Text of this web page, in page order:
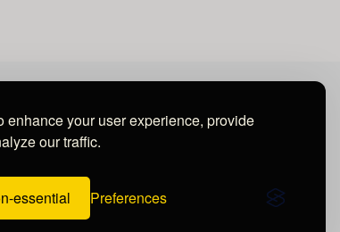
enhance your user experience, provide
our traffic.
essential Preferences